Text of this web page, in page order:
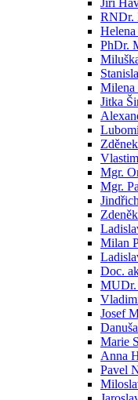
Jiří
RNDr.
PhDr.
Milena
Jitka
Mgr.
Mgr.
Milan
Doc.
MUDr.
Josef
Marie
Anna
Pavel